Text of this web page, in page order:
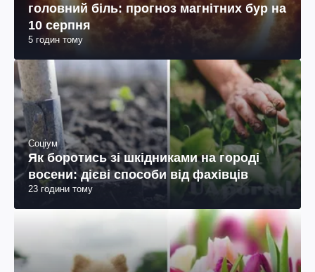
головний біль: прогноз магнітних бур на
10 серпня
5 годин тому
Соціум
Як боротись зі шкідниками на городі
восени: дієві способи від фахівців
23 години тому